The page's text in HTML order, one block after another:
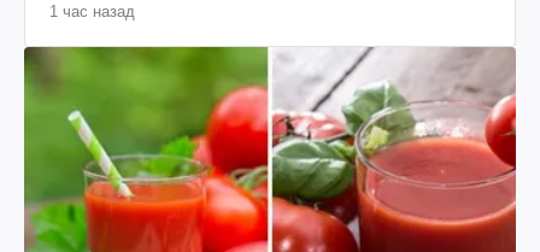
1 час назад